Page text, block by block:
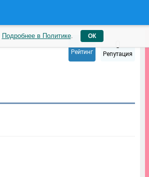
0
Рейтинг
0
Репутация
Подробнее в Политике. ОК